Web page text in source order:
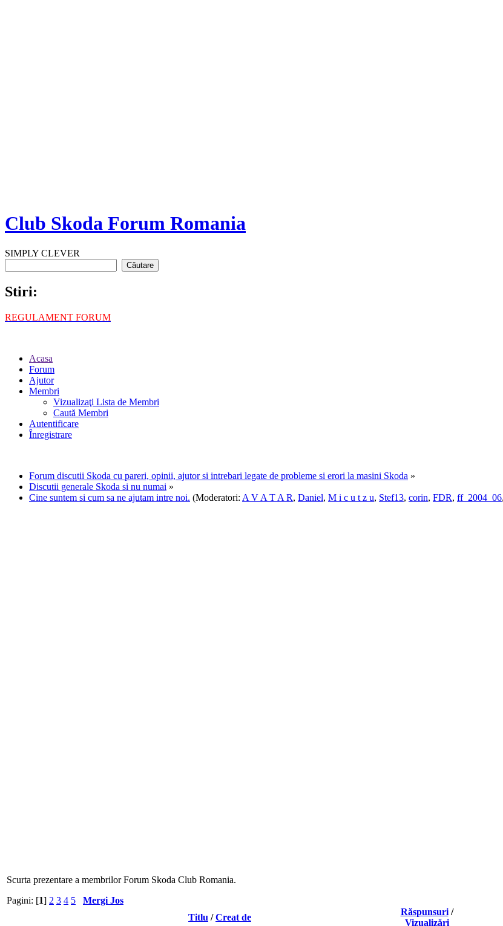
Club Skoda Forum Romania
SIMPLY CLEVER
Stiri:
REGULAMENT FORUM
Acasa
Forum
Ajutor
Membri
Vizualizaţi Lista de Membri
Caută Membri
Autentificare
Înregistrare
Forum discutii Skoda cu pareri, opinii, ajutor si intrebari legate de probleme si erori la masini Skoda »
Discutii generale Skoda si nu numai »
Cine suntem si cum sa ne ajutam intre noi. (Moderatori: A V A T A R, Daniel, M i c u t z u, Stef13, corin, FDR, ff_2004_06,
Scurta prezentare a membrilor Forum Skoda Club Romania.
Pagini: [1] 2 3 4 5
Mergi Jos
Titlu /Creat de
Răspunsuri/
Vizualizări